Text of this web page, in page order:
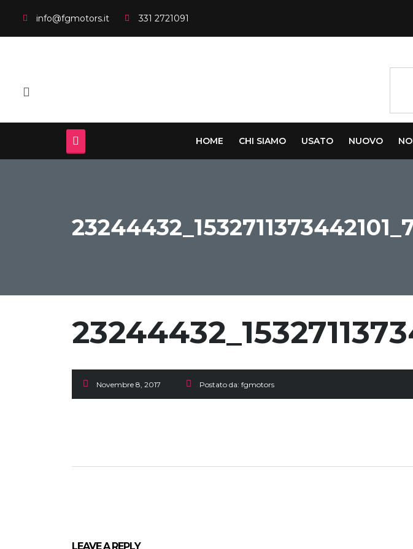
info@fgmotors.it 331 2721091
HOME CHI SIAMO USATO NUOVO
Novembre 8, 2017 Postato da: fgmotors
LEAVE A REPLY